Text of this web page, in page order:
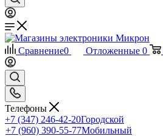
Сравнение0 Отложенные 0
Телефоны
+7 (347) 246-42-20Городской
+7 (960) 390-55-77Мобильный